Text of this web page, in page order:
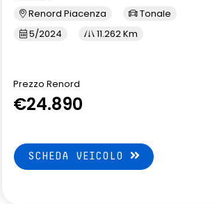
Renord Piacenza
Tonale
5/2024
11.262 Km
Prezzo Renord
€24.890
SCHEDA VEICOLO